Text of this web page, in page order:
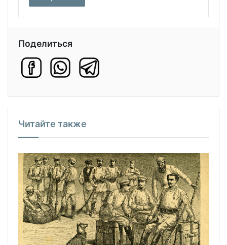
Поделиться
Читайте также